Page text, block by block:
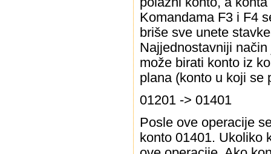
Komandama F3 i F4
briše sve unete
Najjednostavniji
može birati konto iz
plana (konto u koji se
01201 -> 01401
Posle ove operacije
konto 01401. Ukoliko